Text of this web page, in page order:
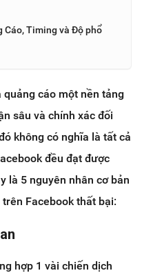
Cáo, Timing và Độ phổ
quảng cáo một nền tảng
sâu và chính xác đối
không có nghĩa là tất cả
đều đạt được
là 5 nguyên nhân cơ bản
Facebook thất bại:
hợp 1 vài chiến dịch